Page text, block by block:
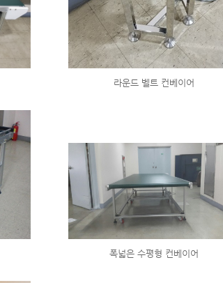
라운드 벨트 컨베이어
폭넓은 수평형 컨베이어